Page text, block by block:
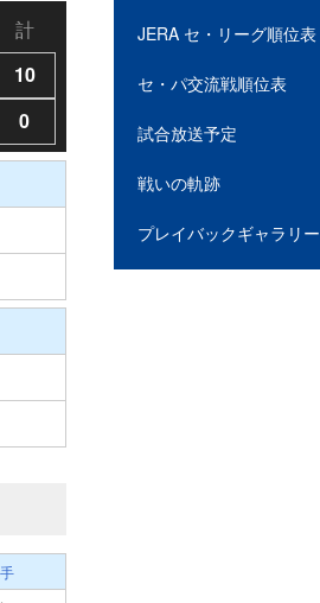
計
10
0
JERA セ・リーグ順位表
セ・パ交流戦順位表
試合放送予定
戦いの軌跡
プレイバックギャラリー